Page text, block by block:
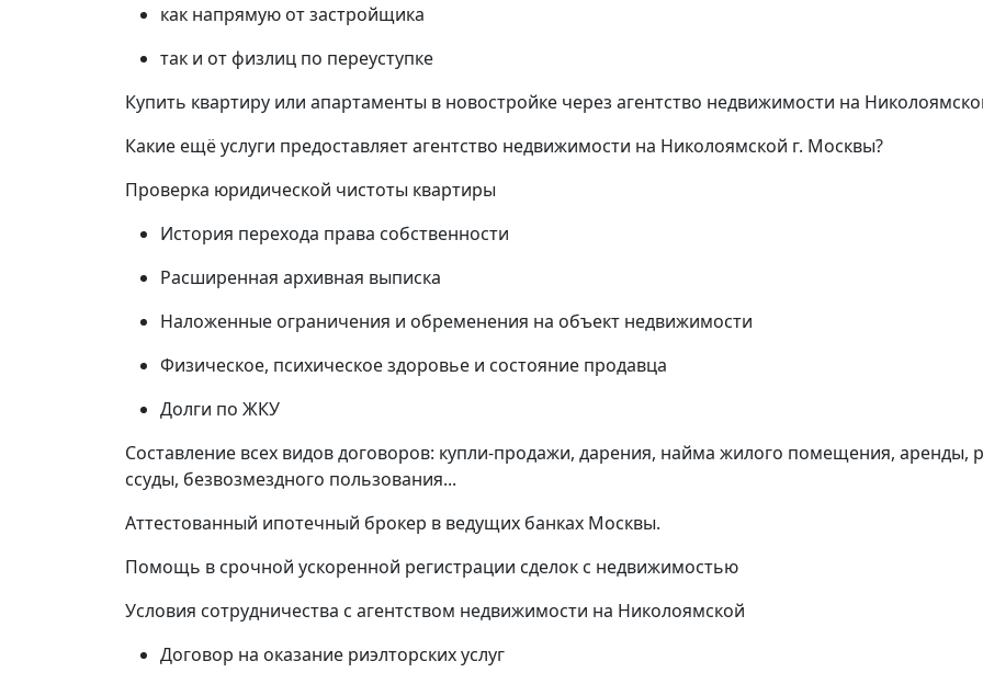
как напрямую от застройщика
так и от физлиц по переуступке
Купить квартиру или апартаменты в новостройке через агентство недвижимости на
Какие ещё услуги предоставляет агентство недвижимости на Николоямской г. Москвы?
Проверка юридической чистоты квартиры
История перехода права собственности
Расширенная архивная выписка
Наложенные ограничения и обременения на объект недвижимости
Физическое, психическое здоровье и состояние продавца
Долги по ЖКУ
Составление всех видов договоров: купли-продажи, дарения, найма жилого помещения, аренды,
ссуды, безвозмездного пользования...
Аттестованный ипотечный брокер в ведущих банках Москвы.
Помощь в срочной ускоренной регистрации сделок с недвижимостью
Условия сотрудничества с агентством недвижимости на Николоямской
Договор на оказание риэлторских услуг